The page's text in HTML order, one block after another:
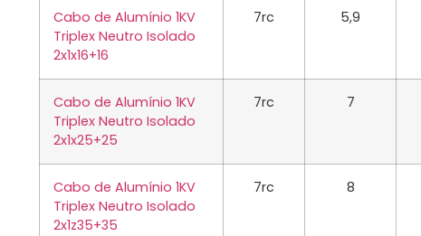
Cabo de Alumínio 1KV
Triplex Neutro Isolado
2x1x16+16
7rc 5,9
Cabo de Alumínio 1KV
Triplex Neutro Isolado
2x1x25+25
7rc 7
Cabo de Alumínio 1KV
Triplex Neutro Isolado
2x1z35+35
7rc 8